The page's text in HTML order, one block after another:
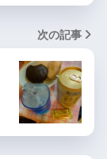
次の記事